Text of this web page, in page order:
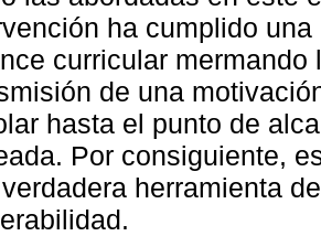
ha cumplido
curricular
de una
hasta el punto de
Por consiguiente,
herramienta